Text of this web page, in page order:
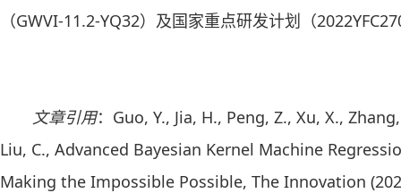
（GWVI-11.2-YQ32）及国家重点研发计划（
文章引用：Guo, Y., Jia, H., Peng, Z., Xu, X.,
Liu, C., Advanced Bayesian Kernel Machine
Making the Impossible Possible, The Innovation